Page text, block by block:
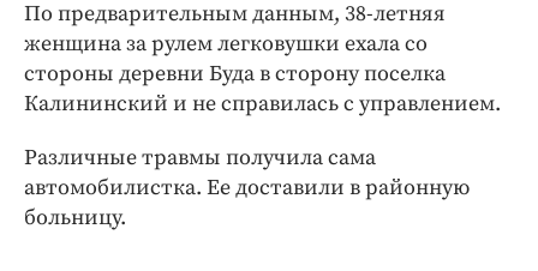
По предварительным данным, 38-летняя
женщина за рулем легковушки ехала со
стороны деревни Буда в сторону поселка
Калининский и не справилась с управлением.
Различные травмы получила сама
автомобилистка. Ее доставили в районную
больницу.